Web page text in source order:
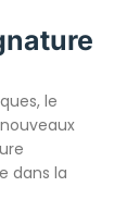
le
dans la